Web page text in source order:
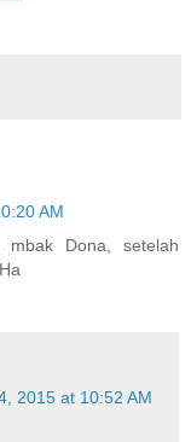
AM
mbak Dona, setelah
2015 at 10:52 AM